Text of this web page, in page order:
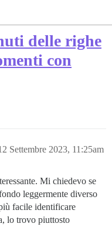
delle righe
con
Settembre 2023, 11:25am
Mi chiedevo se
leggermente diverso
facile identificare
lo trovo piuttosto